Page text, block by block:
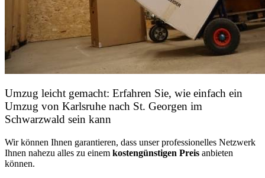
Umzug leicht gemacht: Erfahren Sie, wie einfach ein
Umzug von Karlsruhe nach St. Georgen im
Schwarzwald sein kann
Wir können Ihnen garantieren, dass unser professionelles Netzwerk
Ihnen nahezu alles zu einem kostengünstigen Preis anbieten
können.